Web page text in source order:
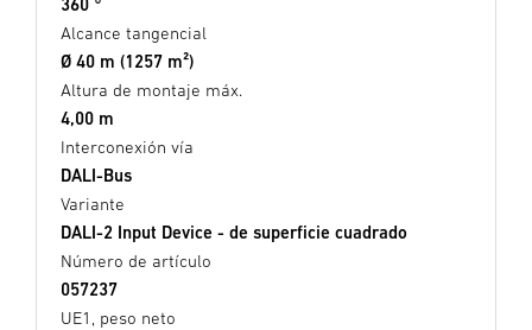
360 °
Alcance tangencial
Ø 40 m (1257 m²)
Altura de montaje máx.
4,00 m
Interconexión vía
DALI-Bus
Variante
DALI-2 Input Device - de superficie cuadrado
Número de artículo
057237
UE1, peso neto